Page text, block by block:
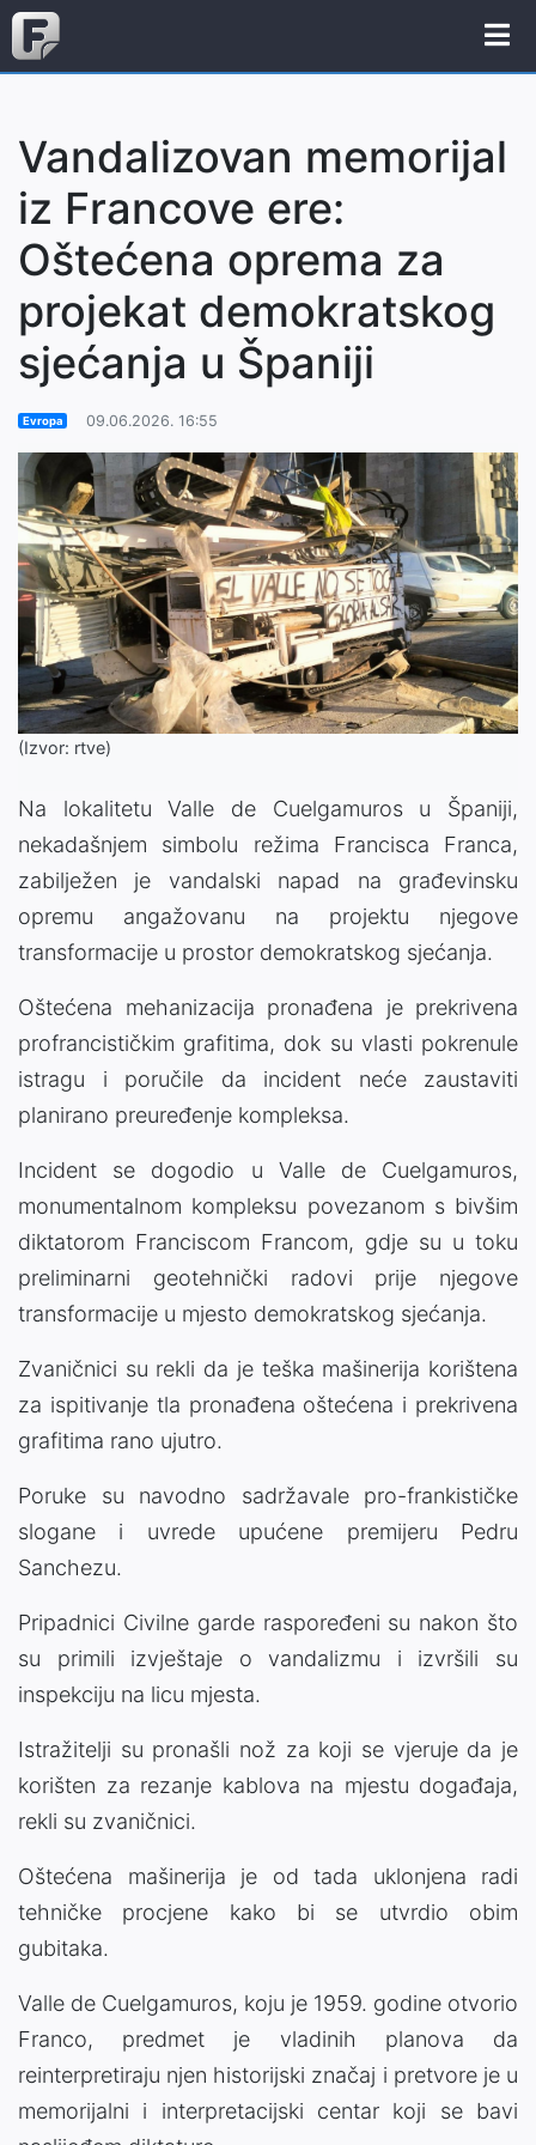
Vandalizovan memorijal
iz Francove ere:
Oštećena oprema za
projekat demokratskog
sjećanja u Španiji
Evropa 09.06.2026. 16:55
(Izvor: rtve)
Na lokalitetu Valle de Cuelgamuros u Španiji,
nekadašnjem simbolu režima Francisca Franca,
zabilježen je vandalski napad na građevinsku
opremu angažovanu na projektu njegove
transformacije u prostor demokratskog sjećanja.
Oštećena mehanizacija pronađena je prekrivena
profrancističkim grafitima, dok su vlasti pokrenule
istragu i poručile da incident neće zaustaviti
planirano preuređenje kompleksa.
Incident se dogodio u Valle de Cuelgamuros,
monumentalnom kompleksu povezanom s bivšim
diktatorom Franciscom Francom, gdje su u toku
preliminarni geotehnički radovi prije njegove
transformacije u mjesto demokratskog sjećanja.
Zvaničnici su rekli da je teška mašinerija korištena
za ispitivanje tla pronađena oštećena i prekrivena
grafitima rano ujutro.
Poruke su navodno sadržavale pro-frankističke
slogane i uvrede upućene premijeru Pedru
Sanchezu.
Pripadnici Civilne garde raspoređeni su nakon što
su primili izvještaje o vandalizmu i izvršili su
inspekciju na licu mjesta.
Istražitelji su pronašli nož za koji se vjeruje da je
korišten za rezanje kablova na mjestu događaja,
rekli su zvaničnici.
Oštećena mašinerija je od tada uklonjena radi
tehničke procjene kako bi se utvrdio obim
gubitaka.
Valle de Cuelgamuros, koju je 1959. godine otvorio
Franco, predmet je vladinih planova da
reinterpretiraju njen historijski značaj i pretvore je u
memorijalni i interpretacijski centar koji se bavi